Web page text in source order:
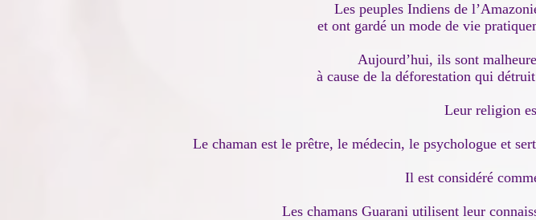
Les peuples Indiens de
et ont gardé un mode de vie
Aujourd’hui, ils sont
à cause de la déforestation qui
Leur religion
Le chaman est le prêtre, le médecin, le psychologue et
Il est considéré
Les chamans Guarani utilisent leur